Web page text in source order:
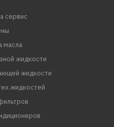
сервис
масла
жидкости
жидкости